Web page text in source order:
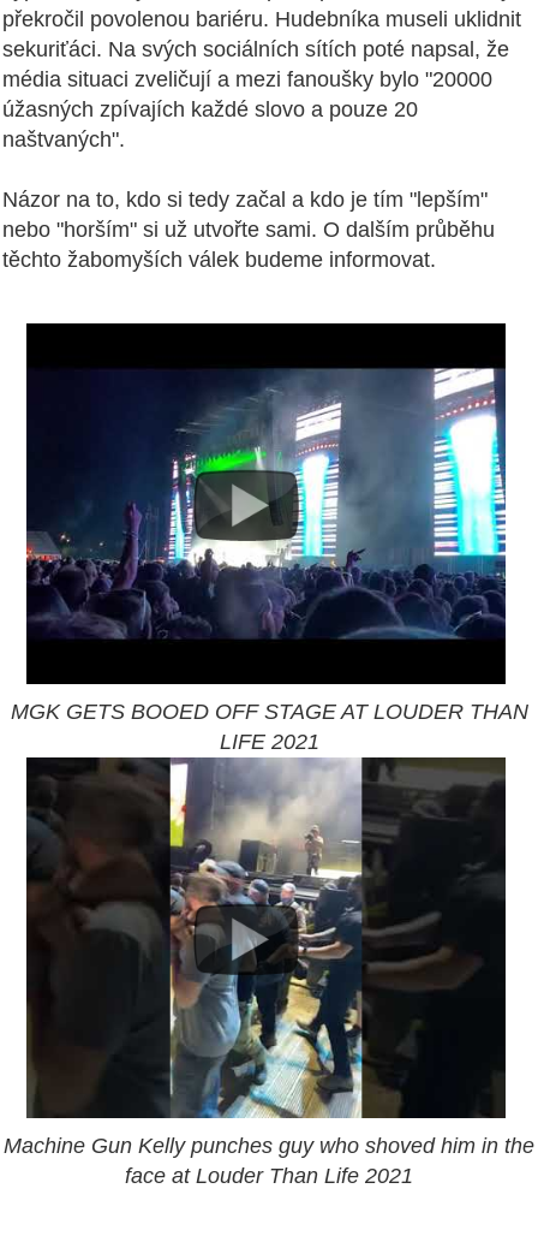
překročil povolenou bariéru. Hudebníka museli uklidnit
sekuriťáci. Na svých sociálních sítích poté napsal, že
média situaci zveličují a mezi fanoušky bylo "20000
úžasných zpívajích každé slovo a pouze 20
naštvaných".
Názor na to, kdo si tedy začal a kdo je tím "lepším"
nebo "horším" si už utvořte sami. O dalším průběhu
těchto žabomyších válek budeme informovat.
MGK GETS BOOED OFF STAGE AT LOUDER THAN
LIFE 2021
Machine Gun Kelly punches guy who shoved him in the
face at Louder Than Life 2021